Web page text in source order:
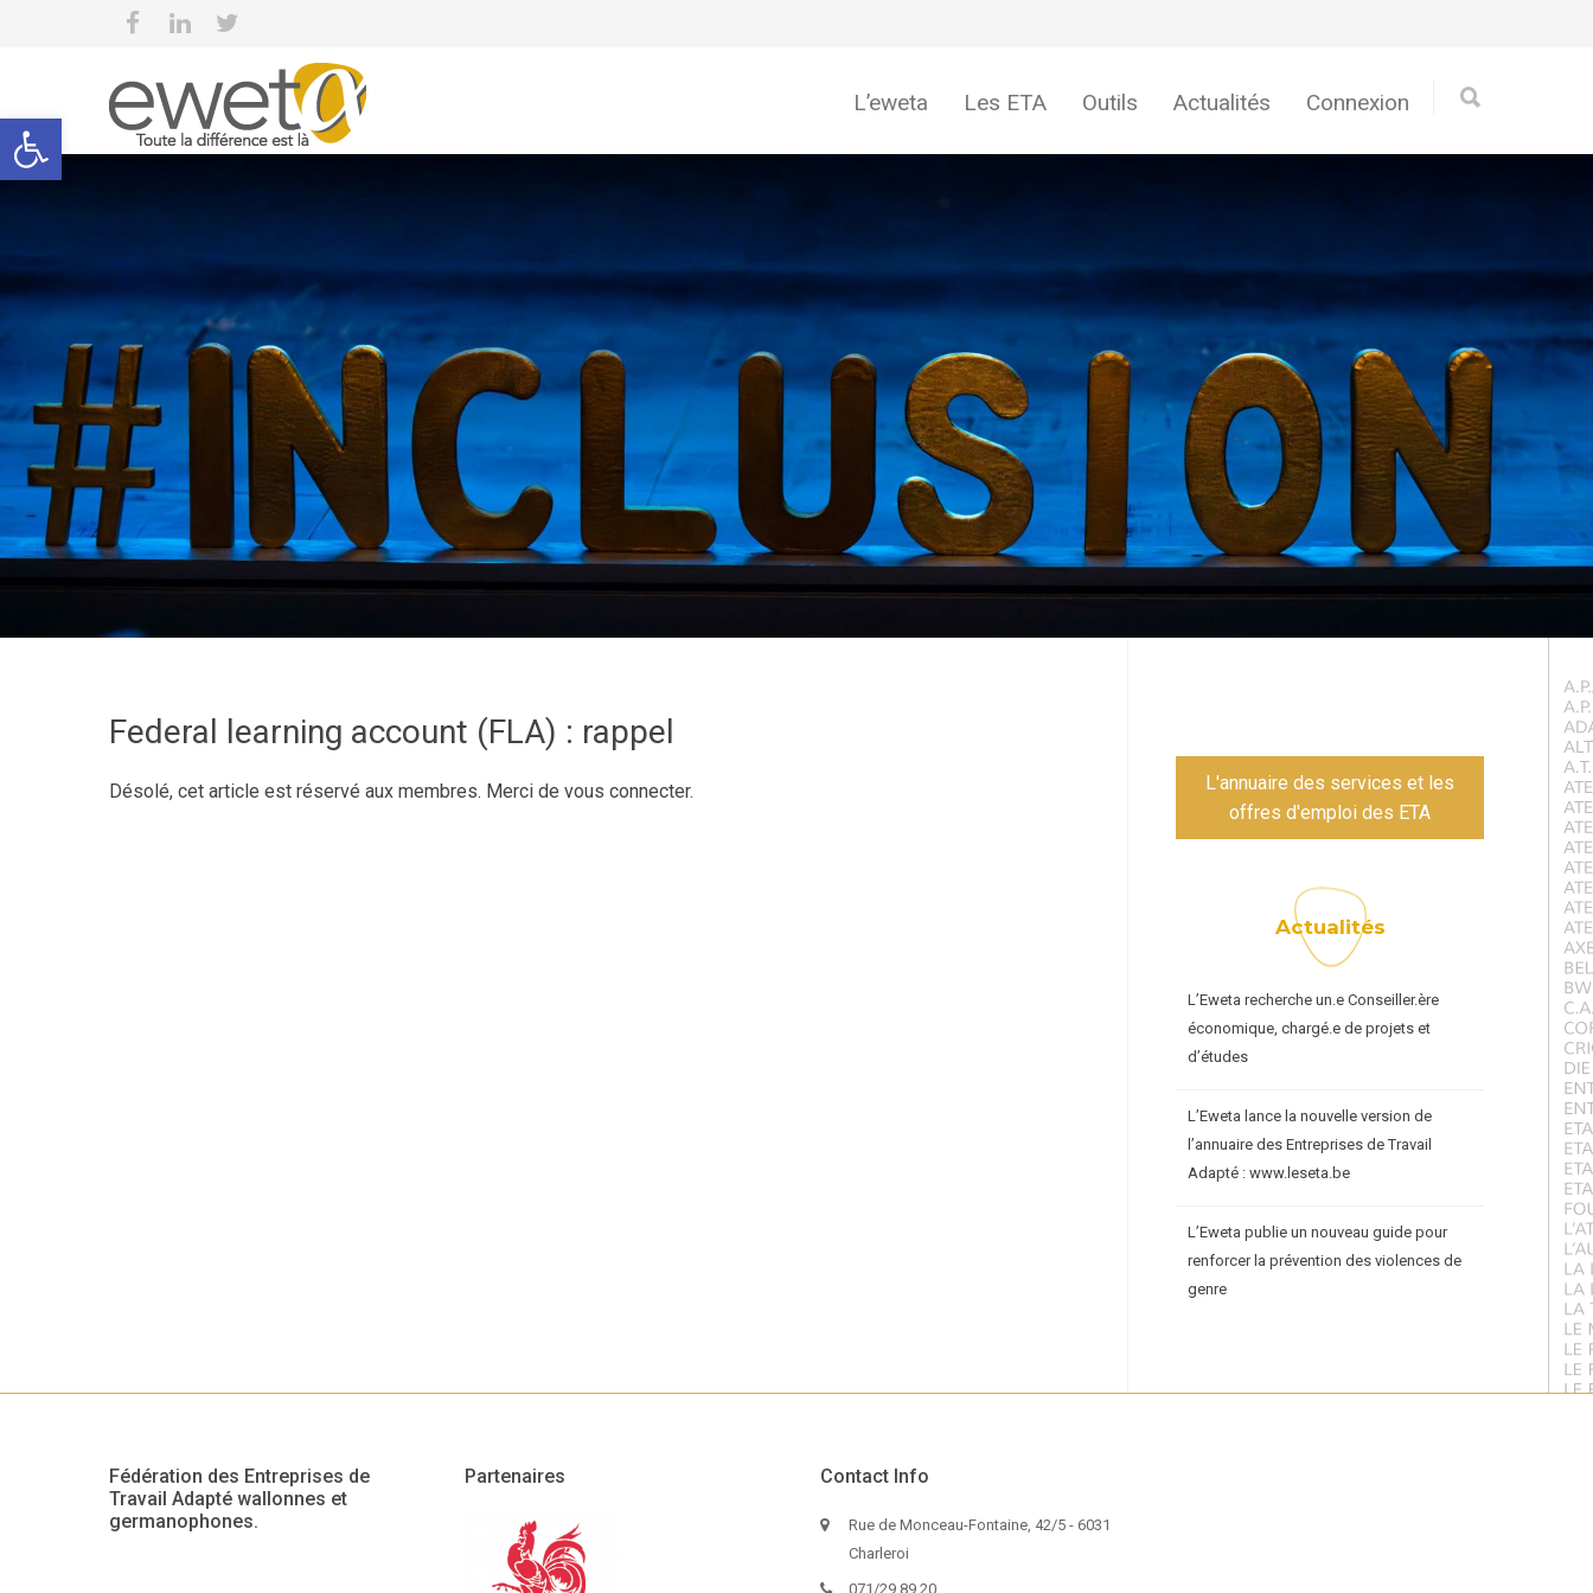
Open toolbar
L’eweta Les ETA Outils Actualités Connexion
eweta
Federal learning account (FLA) : rappel
Désolé, cet article est réservé aux membres. Merci de vous connecter.
L'annuaire des services et les
offres d'emploi des ETA
Actualités
L’Eweta recherche un.e Conseiller.ère
économique, chargé.e de projets et
d’études
L’Eweta lance la nouvelle version de
l’annuaire des Entreprises de Travail
Adapté : www.leseta.be
L’Eweta publie un nouveau guide pour
renforcer la prévention des violences de
genre
Fédération des Entreprises de
Travail Adapté wallonnes et
germanophones.
Partenaires Contact Info
Rue de Monceau-Fontaine, 42/5 - 6031
Charleroi
071/29.89.20